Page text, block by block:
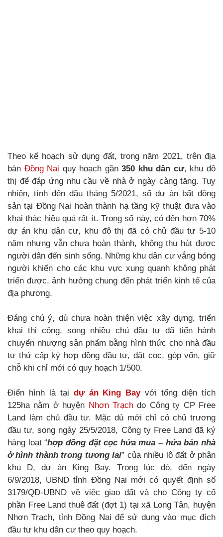
Theo kế hoạch sử dụng đất, trong năm 2021, trên địa
bàn Đồng Nai quy hoạch gần350 khu dân cư, khu đô
thị để đáp ứng nhu cầu về nhà ở ngày càng tăng. Tuy
nhiên, tính đến đầu tháng 5/2021, số dự án bất động
sản tại Đồng Nai hoàn thành hạ tầng kỹ thuật đưa vào
khai thác hiệu quả rất ít. Trong số này, có đến hơn 70%
dự án khu dân cư, khu đô thị đã có chủ đầu tư 5-10
năm nhưng vẫn chưa hoàn thành, không thu hút được
người dân đến sinh sống. Những khu dân cư vắng bóng
người khiến cho các khu vực xung quanh không phát
triển được, ảnh hưởng chung đến phát triển kinh tế của
địa phương.
Đáng chú ý, dù chưa hoàn thiện việc xây dựng, triển
khai thi công, song nhiều chủ đầu tư đã tiến hành
chuyển nhượng sản phẩm bằng hình thức cho nhà đầu
tư thứ cấp ký hợp đồng đầu tư, đặt cọc, góp vốn, giữ
chỗ khi chỉ mới có quy hoạch 1/500.
Điển hình là tại dự án King Bayvới tổng diện tích
125ha nằm ở huyện Nhơn Trạch do Công ty CP Free
Land làm chủ đầu tư. Mặc dù mới chỉ có chủ trương
đầu tư, song ngày 25/5/2018, Công ty Free Land đã ký
hàng loạt “hợp đồng đặt cọc hứa mua – hứa bán nhà
ở hình thành trong tương lai” của nhiều lô đất ở phân
khu D, dự án King Bay. Trong lúc đó, đến ngày
6/9/2018, UBND tỉnh Đồng Nai mới có quyết định số
3179/QĐ-UBND về việc giao đất và cho Công ty cổ
phần Free Land thuê đất (đợt 1) tại xã Long Tân, huyện
Nhơn Trạch, tỉnh Đồng Nai để sử dụng vào mục đích
đầu tư khu dân cư theo quy hoạch.